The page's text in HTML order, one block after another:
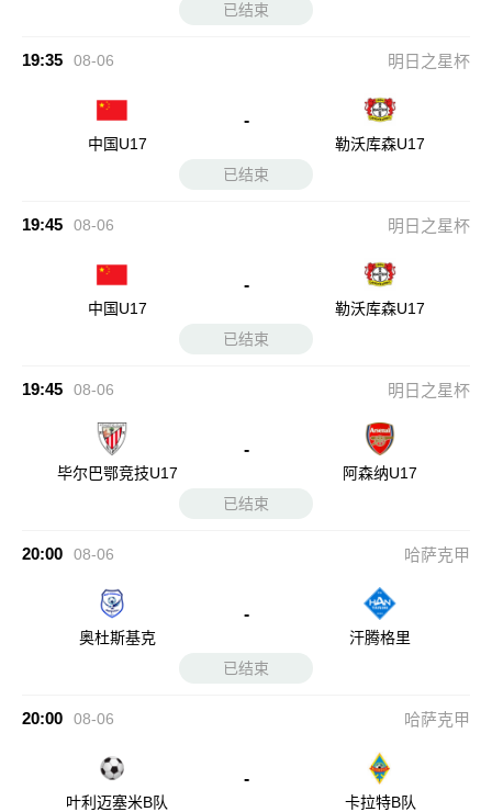
已结束
19:35 08-06 明日之星杯
中国U17
-
勒沃库森U17
已结束
19:45 08-06 明日之星杯
中国U17
-
勒沃库森U17
已结束
19:45 08-06 明日之星杯
毕尔巴鄂竞技U17
-
阿森纳U17
已结束
20:00 08-06 哈萨克甲
奥杜斯基克
-
汗腾格里
已结束
20:00 08-06 哈萨克甲
叶利迈塞米B队
-
卡拉特B队